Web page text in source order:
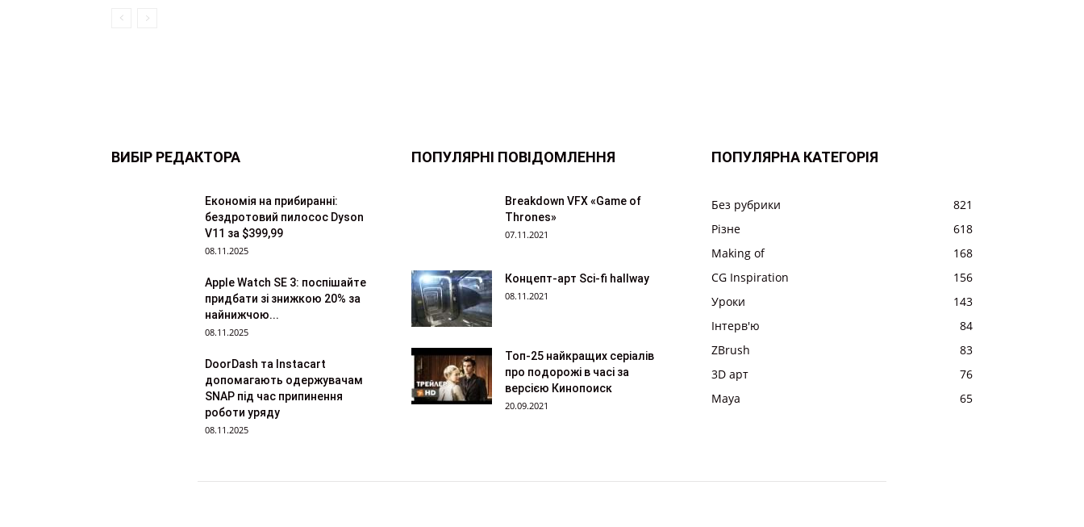
ВИБІР РЕДАКТОРА
Економія на прибиранні:
бездротовий пилосос Dyson
V11 за $399,99
08.11.2025
Apple Watch SE 3: поспішайте
придбати зі знижкою 20% за
найнижчою...
08.11.2025
DoorDash та Instacart
допомагають одержувачам
SNAP під час припинення
роботи уряду
08.11.2025
ПОПУЛЯРНІ ПОВІДОМЛЕННЯ
Breakdown VFX «Game of
Thrones»
07.11.2021
Концепт-арт Sci-fi hallway
08.11.2021
Топ-25 найкращих серіалів
про подорожі в часі за
версією Кинопоиск
20.09.2021
ПОПУЛЯРНА КАТЕГОРІЯ
Без рубрики
821
Різне
618
Making of
168
CG Inspiration
156
Уроки
143
Інтерв'ю
84
ZBrush
83
3D арт
76
Maya
65